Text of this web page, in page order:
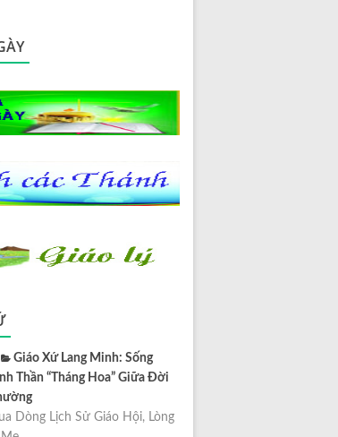
Giáo Xứ Lang Minh: Sống
Thần “Tháng Hoa” Giữa Đời
Dòng Lịch Sử Giáo Hội, Lòng